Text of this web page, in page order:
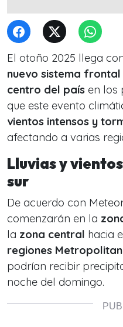
El otoño 2025 llega
nuevo sistema frontal
centro del país en los
que este evento
vientos intensos y
afectando a varias
Lluvias y
sur
De acuerdo con
comenzarán en la
la zona central hacia
regiones
podrían recibir
noche del domingo.